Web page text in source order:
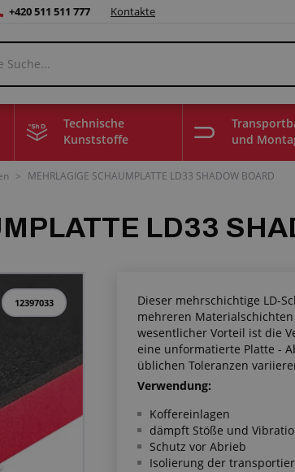
+420 511 511 777 Kontakte
Technische
Kunststoffe
und
> MEHRLAGIGE SCHAUMPLATTE LD33 SHADOW BOARD
LD33
12397033
Dieser mehrschichtige LD-
mehreren
wesentlicher Vorteil ist die
eine unformatierte Platte -
üblichen Toleranzen
Verwendung:
Koffereinlagen
dämpft Stöße und
Schutz vor Abrieb
Isolierung der